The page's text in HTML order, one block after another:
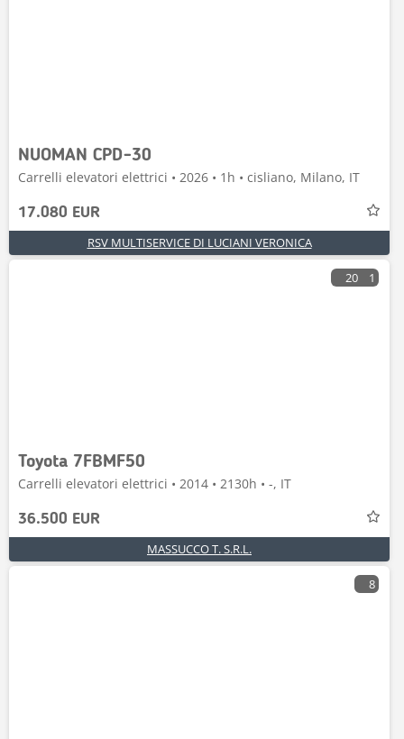
NUOMAN CPD-30
Carrelli elevatori elettrici • 2026 • 1h • cisliano, Milano, IT
17.080 EUR
RSV MULTISERVICE DI LUCIANI VERONICA
20 1
Toyota 7FBMF50
Carrelli elevatori elettrici • 2014 • 2130h • -, IT
36.500 EUR
MASSUCCO T. S.R.L.
8